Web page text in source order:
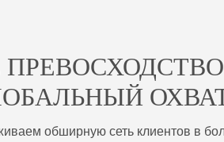
обширную сеть клиентов в